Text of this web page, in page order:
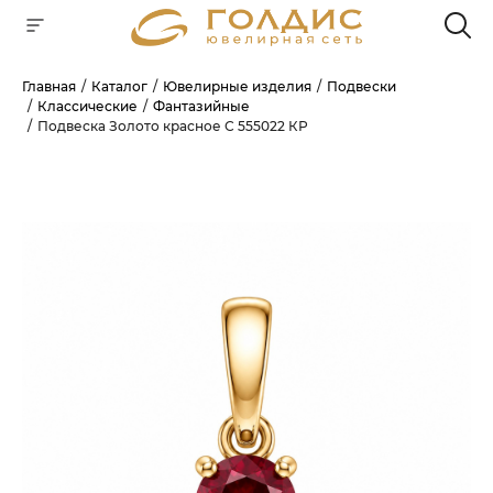
Главная Каталог Ювелирные изделия
Подвески
Классические
Фантазийные
Подвеска Золото красное С 555022 КР
Для клиентов всех банков
ГРАФИК ПЛАТЕЖЕЙ